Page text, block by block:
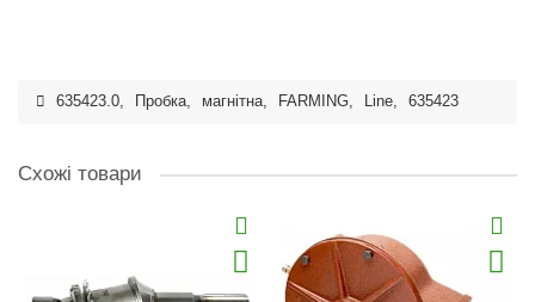
635423.0, Пробка, магнітна, FARMING, Line, 635423
Схожі товари